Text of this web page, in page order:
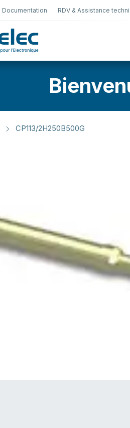
Documentation RDV & Assistance
CP113/2H250B500G